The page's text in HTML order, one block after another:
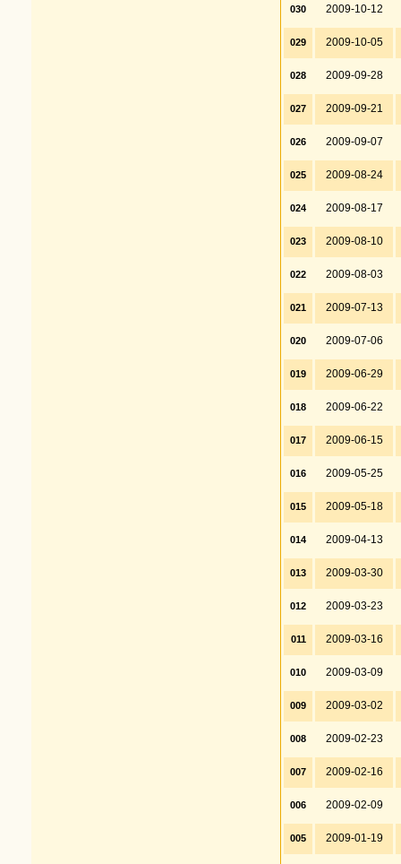
030 2009-10-12
029 2009-10-05
028 2009-09-28
027 2009-09-21
026 2009-09-07
025 2009-08-24
024 2009-08-17
023 2009-08-10
022 2009-08-03
021 2009-07-13
020 2009-07-06
019 2009-06-29
018 2009-06-22
017 2009-06-15
016 2009-05-25
015 2009-05-18
014 2009-04-13
013 2009-03-30
012 2009-03-23
011 2009-03-16
010 2009-03-09
009 2009-03-02
008 2009-02-23
007 2009-02-16
006 2009-02-09
005 2009-01-19